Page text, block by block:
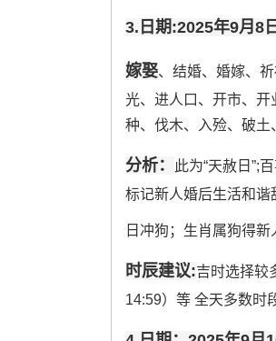
3.日期:2025年9月8
嫁娶、结婚、婚嫁、
光、进人口、开市、
种、伐木、入殓、破土
分析：
此为“天赦日”;
标记新人婚后生活和谐
日冲狗；生肖属狗得新
时辰建议:吉时选择较
14:59）等 全天多数时